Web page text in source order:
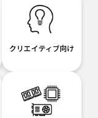
クリエイティブ向け